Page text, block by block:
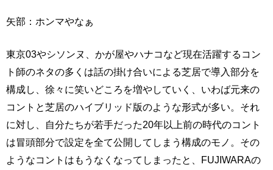
矢部：ホンマやなぁ
東京03やシソンヌ、かが屋やハナコなど現在活躍するコン
ト師のネタの多くは話の掛け合いによる芝居で導入部分を
構成し、徐々に笑いどころを増やしていく、いわば元来の
コントと芝居のハイブリッド版のような形式が多い。それ
に対し、自分たちが若手だった20年以上前の時代のコント
は冒頭部分で設定を全て公開してしまう構成のモノ。その
ようなコントはもうなくなってしまったと、FUJIWARAの